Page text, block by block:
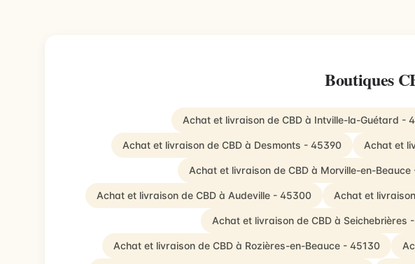
Boutiques
Achat et livraison de CBD à Intville-la-Guétard -
Achat et livraison de CBD à Desmonts - 45390 Achat et
Achat et livraison de CBD à Morville-en-
Achat et livraison de CBD à Audeville - 45300 Achat et
Achat et livraison de CBD à Seichebrières
Achat et livraison de CBD à Rozières-en-Beauce - 45130